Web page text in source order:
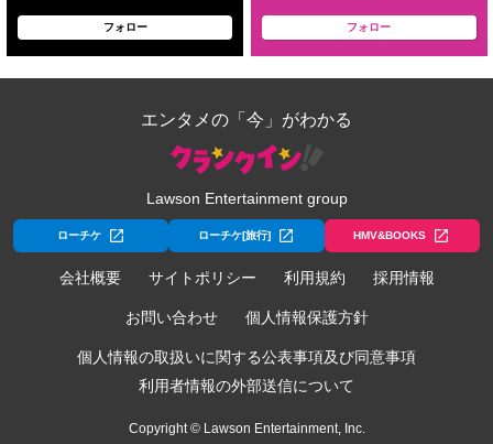
フォロー フォロー
エンタメの「今」がわかる
Lawson Entertainment group
ローチケ ローチケ[旅行] HMV&BOOKS
会社概要 サイトポリシー 利用規約 採用情報
お問い合わせ 個人情報保護方針
個人情報の取扱いに関する公表事項及び同意事項
利用者情報の外部送信について
Copyright © Lawson Entertainment, Inc.